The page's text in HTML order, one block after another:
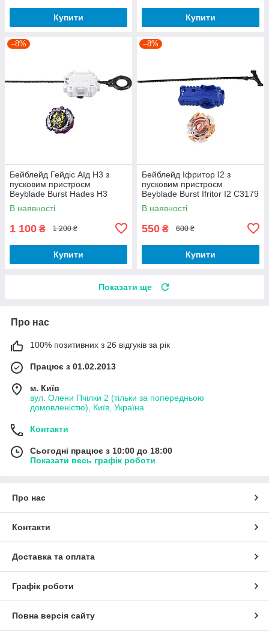
Купити Купити
–8%
Бейблейд Гейдіс Аїд H3 з
пусковим пристроєм
Beyblade Burst Hades H3
E6705
В наявності
1 100 ₴ 1 200 ₴
Купити
–8%
Бейблейд Іфритор I2 з
пусковим пристроєм
Beyblade Burst Ifritor I2 C3179
В наявності
550 ₴ 600 ₴
Купити
Показати ще
Про нас
100% позитивних з 26 відгуків за рік
Працює з 01.02.2013
м. Київ
вул. Олени Пчілки 2 (тільки за попередньою
домовленістю), Київ, Україна
Контакти
Сьогодні працює з 10:00 до 18:00
Показати весь графік роботи
Про нас
Контакти
Доставка та оплата
Графік роботи
Повна версія сайту